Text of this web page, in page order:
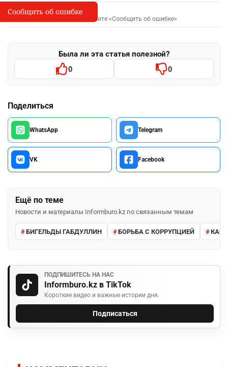
I
Сообщить об опечатке
Выделите фрагмент и нажмите «Сообщить об ошибке»
Была ли эта статья полезной?
0 0
Поделиться
WhatsApp Telegram
VK Facebook
Ещё по теме
Новости и материалы Informburo.kz по связанным темам
БИГЕЛЬДЫ ГАБДУЛЛИН БОРЬБА С КОРРУПЦИЕЙ
ПОДПИШИТЕСЬ НА НАС
Informburo.kz в TikTok
Короткие видео и важные истории дня.
Подписаться
Сообщить об ошибке